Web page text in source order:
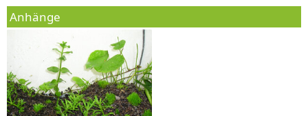
Anhänge